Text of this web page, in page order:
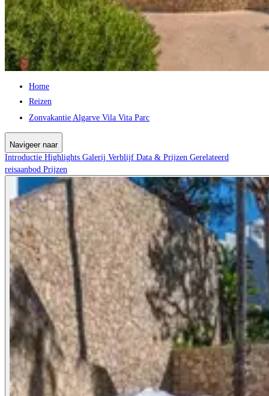
Home
Reizen
Zonvakantie Algarve Vila Vita Parc
Navigeer naar
Introductie Highlights Galerij Verblijf Data & Prijzen Gerelateerd
reisaanbod Prijzen